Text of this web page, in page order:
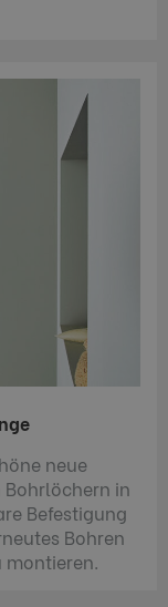
neue
in
Befestigung
Bohren
montieren.